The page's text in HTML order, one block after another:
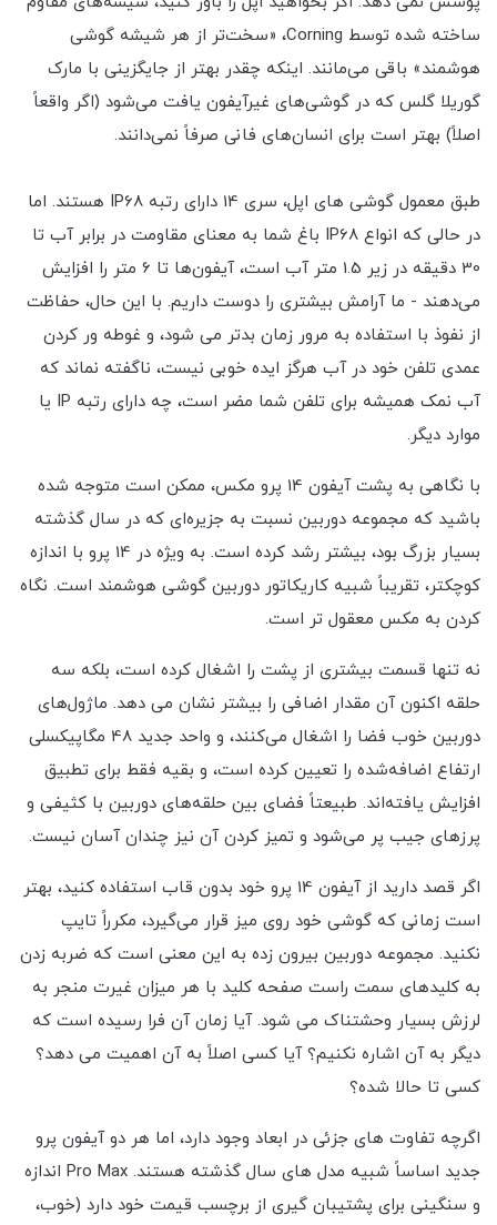
ساخته شده توسط Corning، «سخت‌تر از هر شیشه گوشی
هوشمند» باقی می‌مانند. اینکه چقدر بهتر از جایگزینی با مارک
گوریلا گلس که در گوشی‌های غیرآیفون یافت می‌شود (اگر واقعاً
اصلاً) بهتر است برای انسان‌های فانی صرفاً نمی‌دانند.
طبق معمول گوشی های اپل، سری 14 دارای رتبه IP68 هستند. اما
در حالی که انواع IP68 باغ شما به معنای مقاومت در برابر آب تا
30 دقیقه در زیر 1.5 متر آب است، آیفون‌ها تا 6 متر را افزایش
می‌دهند - ما آرامش بیشتری را دوست داریم. با این حال، حفاظت
از نفوذ با استفاده به مرور زمان بدتر می شود، و غوطه ور کردن
عمدی تلفن خود در آب هرگز ایده خوبی نیست، ناگفته نماند که
آب نمک همیشه برای تلفن شما مضر است، چه دارای رتبه IP یا
موارد دیگر.
با نگاهی به پشت آیفون 14 پرو مکس، ممکن است متوجه شده
باشید که مجموعه دوربین نسبت به جزیره‌ای که در سال گذشته
بسیار بزرگ بود، بیشتر رشد کرده است. به ویژه در 14 پرو با اندازه
کوچکتر، تقریباً شبیه کاریکاتور دوربین گوشی هوشمند است. نگاه
کردن به مکس معقول تر است.
نه تنها قسمت بیشتری از پشت را اشغال کرده است، بلکه سه
حلقه اکنون آن مقدار اضافی را بیشتر نشان می دهد. ماژول‌های
دوربین خوب فضا را اشغال می‌کنند، و واحد جدید 48 مگاپیکسلی
ارتفاع اضافه‌شده را تعیین کرده است، و بقیه فقط برای تطبیق
افزایش یافته‌اند. طبیعتاً فضای بین حلقه‌های دوربین با کثیفی و
پرزهای جیب پر می‌شود و تمیز کردن آن نیز چندان آسان نیست.
اگر قصد دارید از آیفون 14 پرو خود بدون قاب استفاده کنید، بهتر
است زمانی که گوشی خود روی میز قرار می‌گیرد، مکرراً تایپ
نکنید. مجموعه دوربین بیرون زده به این معنی است که ضربه زدن
به کلیدهای سمت راست صفحه کلید با هر میزان غیرت منجر به
لرزش بسیار وحشتناک می شود. آیا زمان آن فرا رسیده است که
دیگر به آن اشاره نکنیم؟ آیا کسی اصلاً به آن اهمیت می دهد؟
کسی تا حالا شده؟
اگرچه تفاوت های جزئی در ابعاد وجود دارد، اما هر دو آیفون پرو
جدید اساساً شبیه مدل های سال گذشته هستند. Pro Max اندازه
و سنگینی برای پشتیبان گیری از برچسب قیمت خود دارد (خوب،